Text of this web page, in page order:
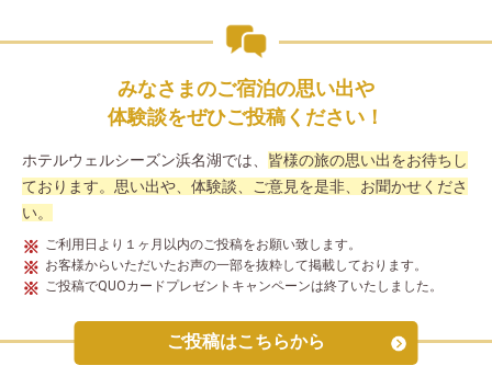
また皆で訪れたいと思います。どうもありがとうございまし
みなさまのご宿泊の思い出や
体験談をぜひご投稿ください！
ホテルウェルシーズン浜名湖では、 皆様の旅の思い出をお待ちし
ております。 思い出や、体験談、ご意見を是非、お聞かせくださ
い。
ご利用日より１ヶ月以内のご投稿をお願い致します。
お客様からいただいたお声の一部を抜粋して掲載しております。
ご投稿でQUOカードプレゼントキャンペーンは終了いたしました。
ご投稿はこちらから